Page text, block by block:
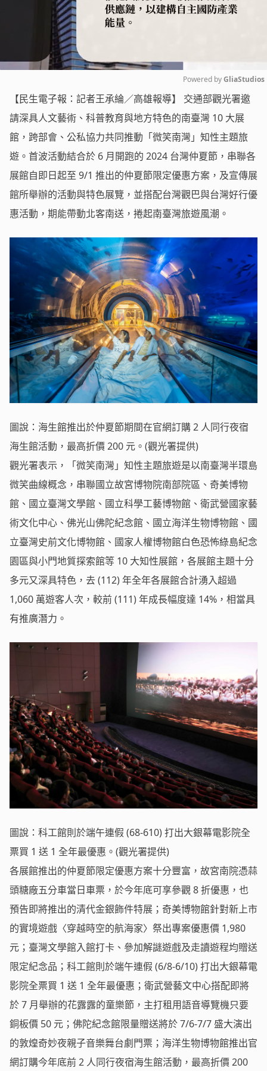
Mute
Powered by GliaStudios
【民生電子報：記者王承綸／高雄報導】 交通部觀光署邀
請深具人文藝術、科普教育與地方特色的南臺灣 10 大展
館，跨部會、公私協力共同推動「微笑南灣」知性主題旅
遊。首波活動結合於 6 月開跑的 2024 台灣仲夏節，串聯各
展館自即日起至 9/1 推出的仲夏節限定優惠方案，及宣傳展
館所舉辦的活動與特色展覽，並搭配台灣觀巴與台灣好行優
惠活動，期能帶動北客南送，捲起南臺灣旅遊風潮。
圖說：海生館推出於仲夏節期間在官網訂購 2 人同行夜宿
海生館活動，最高折價 200 元。(觀光署提供)
觀光署表示，「微笑南灣」知性主題旅遊是以南臺灣半環島
微笑曲線概念，串聯國立故宮博物院南部院區、奇美博物
館、國立臺灣文學館、國立科學工藝博物館、衛武營國家藝
術文化中心、佛光山佛陀紀念館、國立海洋生物博物館、國
立臺灣史前文化博物館、國家人權博物館白色恐怖綠島紀念
園區與小門地質探索館等 10 大知性展館，各展館主題十分
多元又深具特色，去 (112) 年全年各展館合計湧入超過
1,060 萬遊客人次，較前 (111) 年成長幅度達 14%，相當具
有推廣潛力。
圖說：科工館則於端午連假 (68-610) 打出大銀幕電影院全
票買 1 送 1 全年最優惠。(觀光署提供)
各展館推出的仲夏節限定優惠方案十分豐富，故宮南院憑蒜
頭糖廠五分車當日車票，於今年底可享參觀 8 折優惠，也
預告即將推出的清代金銀飾件特展；奇美博物館針對新上市
的實境遊戲〈穿越時空的航海家〉祭出專案優惠價 1,980
元；臺灣文學館入館打卡、參加解謎遊戲及走讀遊程均贈送
限定紀念品；科工館則於端午連假 (6/8-6/10) 打出大銀幕電
影院全票買 1 送 1 全年最優惠；衛武營藝文中心搭配即將
於 7 月舉辦的花露露的童樂節，主打租用語音導覽機只要
銅板價 50 元；佛陀紀念館限量贈送將於 7/6-7/7 盛大演出
的敦煌奇妙夜親子音樂舞台劇門票；海洋生物博物館推出官
網訂購今年底前 2 人同行夜宿海生館活動，最高折價 200